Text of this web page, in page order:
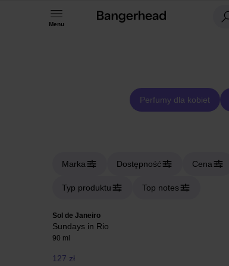
Menu
Perfumy dla kobiet
Marka Dostępność Cena
Typ produktu Top notes
Sol de Janeiro
Sundays in Rio
90 ml
127 zł